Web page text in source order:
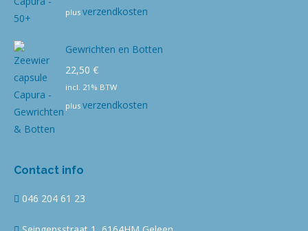
plus verzendkosten
Gewrichten en Botten
22,50 €
incl. 21% BTW
plus verzendkosten
Contact info
046 204 61 23